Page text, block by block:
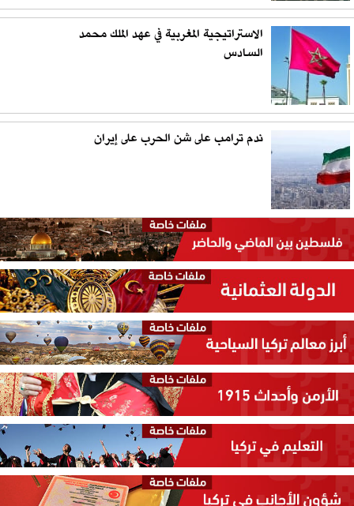
الاستراتيجية المغربية في عهد الملك محمد
السادس
ندم ترامب على شن الحرب على إيران